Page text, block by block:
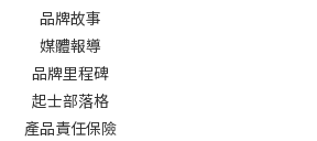
品牌故事
媒體報導
品牌里程碑
起士部落格
產品責任保險